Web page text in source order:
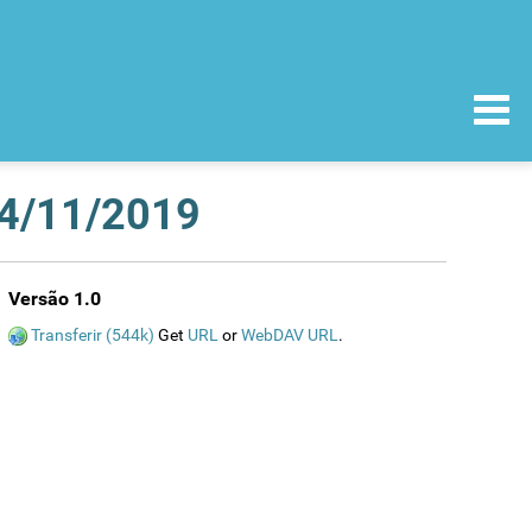
11/2019
Versão 1.0
Transferir (544k) Get URL orWebDAV URL .